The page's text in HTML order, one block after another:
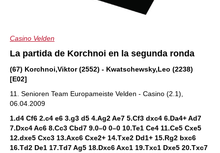
Casino Velden
La partida de Korchnoi en la segunda ronda
(67) Korchnoi,Viktor (2552) - Kwatschewsky,Leo (2238)
[E02]
11. Senioren Team Europameiste Velden - Casino (2.1),
06.04.2009
1.d4 Cf6 2.c4 e6 3.g3 d5 4.Ag2 Ae7 5.Cf3 dxc4 6.Da4+ Ad7
7.Dxc4 Ac6 8.Cc3 Cbd7 9.0–0 0–0 10.Te1 Ce4 11.Ce5 Cxe5
12.dxe5 Cxc3 13.Axc6 Cxe2+ 14.Txe2 Dd1+ 15.Rg2 bxc6
16.Td2 De1 17.Td7 Ag5 18.Dxc6 Axc1 19.Txc1 Dxe5 20.Txc7